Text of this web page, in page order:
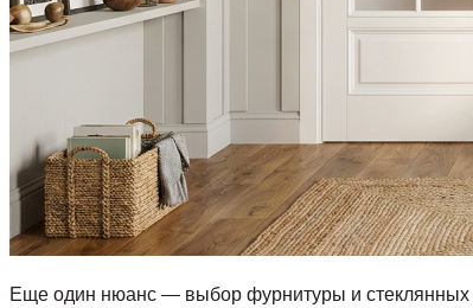
Еще один нюанс — выбор фурнитуры и стеклянных